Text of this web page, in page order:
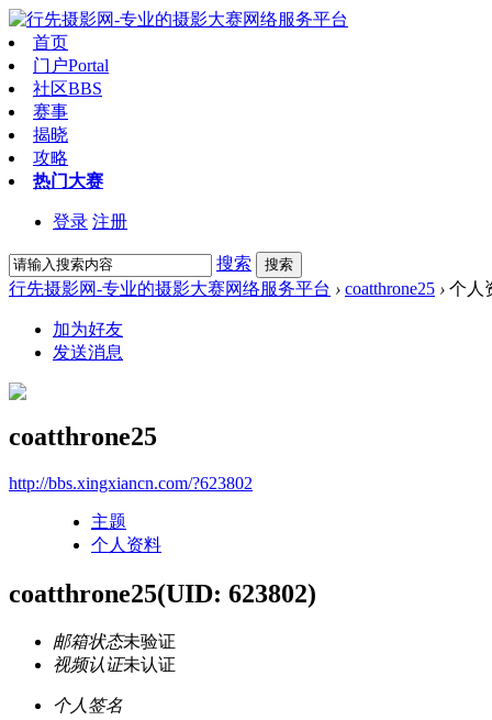
首页
门户Portal
社区BBS
赛事
揭晓
攻略
热门大赛
登录 注册
搜索 搜索
行先摄影网-专业的摄影大赛网络服务平台 › coatthrone25 › 个人
加为好友
发送消息
coatthrone25
http://bbs.xingxiancn.com/?623802
主题
个人资料
coatthrone25(UID: 623802)
邮箱状态未验证
视频认证未认证
个人签名